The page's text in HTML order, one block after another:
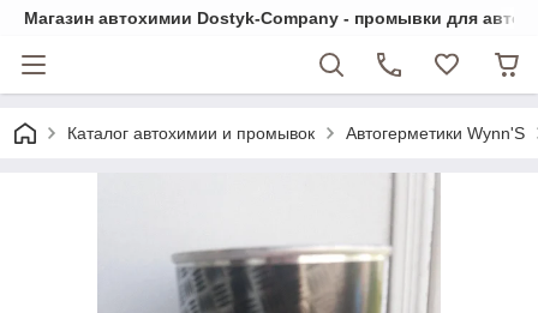
Магазин автохимии Dostyk-Сompany - промывки для
Каталог автохимии и промывок Автогерметики Wynn'S